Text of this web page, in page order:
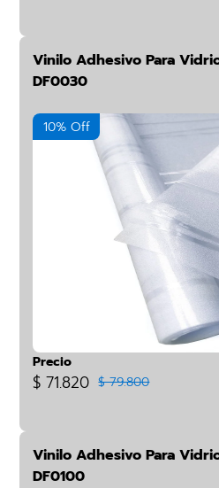
Vinilo Adhesivo Para
DF0030
10% Off
Precio
$ 71.820 $ 79.800
Vinilo Adhesivo Para
DF0100